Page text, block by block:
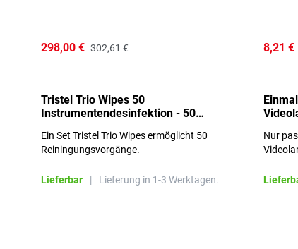
298,00 € 302,61 €
Tristel Trio Wipes 50
Instrumentendesinfektion - 50
Ein Set Tristel Trio Wipes ermöglicht 50
Reiningungsvorgänge.
Lieferbar | Lieferung in 1-3 Werktagen.
8,21 €
Nur